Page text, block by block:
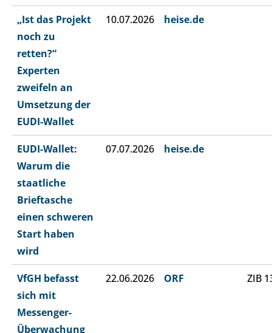
„Ist das Projekt
noch zu
retten?“
Experten
zweifeln an
Umsetzung der
EUDI-Wallet
10.07.2026 heise.de
EUDI-Wallet:
Warum die
staatliche
Brieftasche
einen schweren
Start haben
wird
07.07.2026 heise.de
VfGH befasst
sich mit
Messenger-
Überwachung
22.06.2026 ORF ZIB